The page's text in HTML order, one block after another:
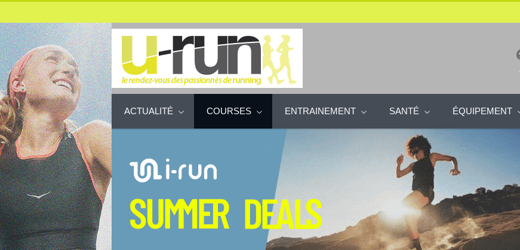
ACTUALITÉ COURSES ENTRAINEMENT SANTÉ ÉQUIPEMENT